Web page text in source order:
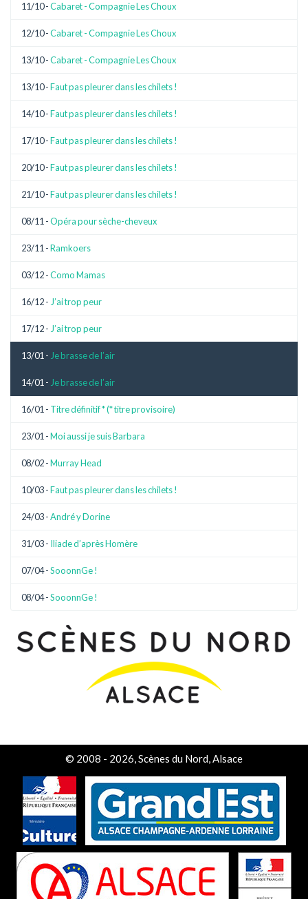
11/10 -Cabaret - Compagnie Les Choux
12/10 -Cabaret - Compagnie Les Choux
13/10 -Cabaret - Compagnie Les Choux
13/10 -Faut pas pleurer dans les chilets !
14/10 -Faut pas pleurer dans les chilets !
17/10 -Faut pas pleurer dans les chilets !
20/10 -Faut pas pleurer dans les chilets !
21/10 -Faut pas pleurer dans les chilets !
08/11 -Opéra pour sèche-cheveux
23/11 -Ramkoers
03/12 -Como Mamas
16/12 - J’ai trop peur
17/12 - J’ai trop peur
13/01 - Je brasse de l’air
14/01 - Je brasse de l’air
16/01 - Titre définitif * (* titre provisoire)
23/01 -Moi aussi je suis Barbara
08/02 -Murray Head
10/03 -Faut pas pleurer dans les chilets !
24/03 -André y Dorine
31/03 - Iliade d’après Homère
07/04 -SooonnGe !
08/04 -SooonnGe !
© 2008 - 2026, Scènes du Nord, Alsace